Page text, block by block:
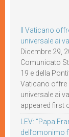
Il Vaticano
universale ai
Dicembre 29,
Comunicato
19 e della
Vaticano offre
universale ai
appeared first
LEV: “Papa
dell’omonimo